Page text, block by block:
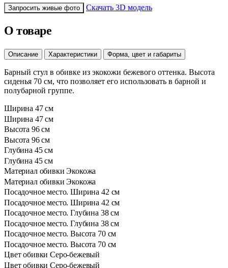
Запросить живые фото Скачать 3D модель
О товаре
Описание Характеристики Форма, цвет и габариты
Барный стул в обивке из экокожи бежевого оттенка. Высота
сиденья 70 см, что позволяет его использовать в барной и
полубарной группе.
Ширина 47 см
Ширина 47 см
Высота 96 см
Высота 96 см
Глубина 45 см
Глубина 45 см
Материал обивки Экокожа
Материал обивки Экокожа
Посадочное место. Ширина 42 см
Посадочное место. Ширина 42 см
Посадочное место. Глубина 38 см
Посадочное место. Глубина 38 см
Посадочное место. Высота 70 см
Посадочное место. Высота 70 см
Цвет обивки Серо-бежевый
Цвет обивки Серо-бежевый